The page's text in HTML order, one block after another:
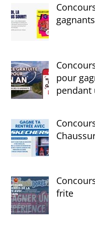
gagnants
pour
pendant
frite